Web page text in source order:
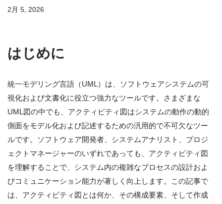
2月 5, 2026
はじめに
統一モデリング言語（UML）は、ソフトウェアシステムの可
視化および文書化に役立つ強力なツールです。さまざまな
UML図の中でも、アクティビティ図はシステムの動作の動的
側面をモデル化および記述するための汎用的で不可欠なツー
ルです。ソフトウェア開発者、システムアナリスト、プロジ
ェクトマネージャーのいずれであっても、アクティビティ図
を理解することで、システム内の複雑なプロセスの設計およ
びコミュニケーション能力が著しく向上します。この記事で
は、アクティビティ図とは何か、その構成要素、そして作成